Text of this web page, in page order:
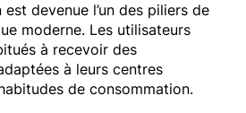
devenue l’un des piliers de
moderne. Les utilisateurs
à recevoir des
à leurs centres
de consommation.